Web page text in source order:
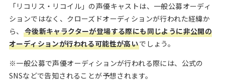
「リコリス・リコイル」の声優キャストは、一般公募オーディ
ションではなく、クローズドオーディションが行われた経緯か
ら、 今後新キャラクターが登場する際にも同じように非公開の
オーディションが行われる可能性が高いでしょう。
※一般公募で声優オーディションが行われる際には、公式の
SNSなどで告知されることが予想されます。